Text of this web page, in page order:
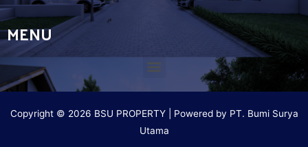
MENU
Copyright © 2026 BSU PROPERTY | Powered by PT. Bumi Surya
Utama